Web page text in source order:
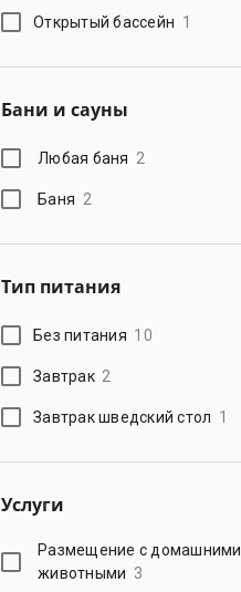
Открытый бассейн 1
Бани и сауны
Любая баня 2
Баня 2
Тип питания
Без питания 10
Завтрак 2
Завтрак шведский стол 1
Услуги
Размещение с домашними
животными 3